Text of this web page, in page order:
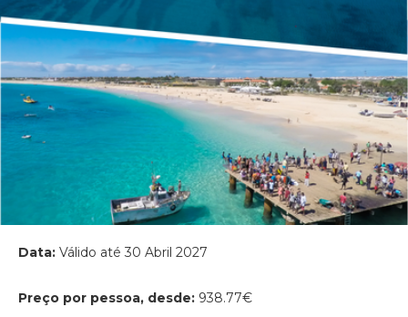
Data: Válido até 30 Abril 2027
Preço por pessoa, desde: 938.77€